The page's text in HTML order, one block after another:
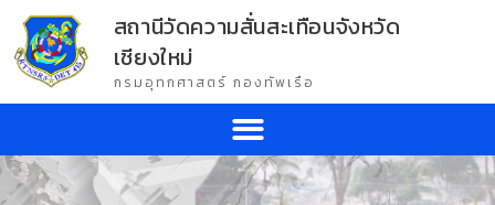
สถานีวัดความสั่นสะเทือนจังหวัด
เชียงใหม่
กรมอุทกศาสตร์ กองทัพเรือ